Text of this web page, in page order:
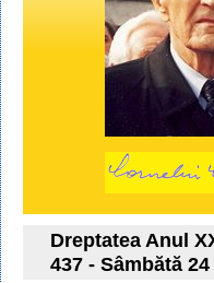
Dreptatea Anul
437 - Sâmbătă